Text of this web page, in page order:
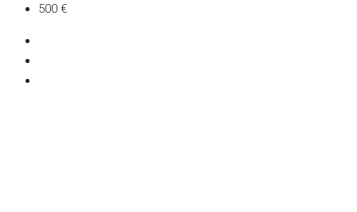
500 €